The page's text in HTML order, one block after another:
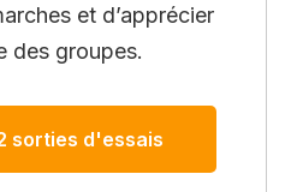
et d’apprécier
des groupes.
sorties d'essais